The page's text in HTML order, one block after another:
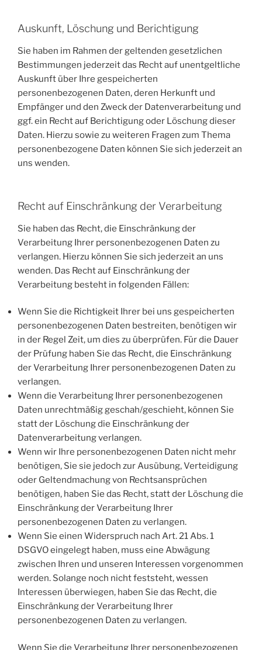
Auskunft, Löschung und Berichtigung
Sie haben im Rahmen der geltenden gesetzlichen
Bestimmungen jederzeit das Recht auf unentgeltliche
Auskunft über Ihre gespeicherten
personenbezogenen Daten, deren Herkunft und
Empfänger und den Zweck der Datenverarbeitung und
ggf. ein Recht auf Berichtigung oder Löschung dieser
Daten. Hierzu sowie zu weiteren Fragen zum Thema
personenbezogene Daten können Sie sich jederzeit an
uns wenden.
Recht auf Einschränkung der Verarbeitung
Sie haben das Recht, die Einschränkung der
Verarbeitung Ihrer personenbezogenen Daten zu
verlangen. Hierzu können Sie sich jederzeit an uns
wenden. Das Recht auf Einschränkung der
Verarbeitung besteht in folgenden Fällen:
Wenn Sie die Richtigkeit Ihrer bei uns gespeicherten
personenbezogenen Daten bestreiten, benötigen wir
in der Regel Zeit, um dies zu überprüfen. Für die Dauer
der Prüfung haben Sie das Recht, die Einschränkung
der Verarbeitung Ihrer personenbezogenen Daten zu
verlangen.
Wenn die Verarbeitung Ihrer personenbezogenen
Daten unrechtmäßig geschah/geschieht, können Sie
statt der Löschung die Einschränkung der
Datenverarbeitung verlangen.
Wenn wir Ihre personenbezogenen Daten nicht mehr
benötigen, Sie sie jedoch zur Ausübung, Verteidigung
oder Geltendmachung von Rechtsansprüchen
benötigen, haben Sie das Recht, statt der Löschung die
Einschränkung der Verarbeitung Ihrer
personenbezogenen Daten zu verlangen.
Wenn Sie einen Widerspruch nach Art. 21 Abs. 1
DSGVO eingelegt haben, muss eine Abwägung
zwischen Ihren und unseren Interessen vorgenommen
werden. Solange noch nicht feststeht, wessen
Interessen überwiegen, haben Sie das Recht, die
Einschränkung der Verarbeitung Ihrer
personenbezogenen Daten zu verlangen.
Wenn Sie die Verarbeitung Ihrer personenbezogenen